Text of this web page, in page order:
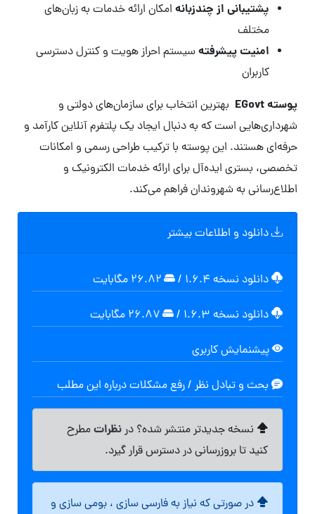
پشتیبانی از چندزبانه امکان ارائه خدمات به زبان‌های
مختلف
امنیت پیشرفتهسیستم احراز هویت و کنترل دسترسی
کاربران
پوسته EGovt
بهترین انتخاب برای سازمان‌های دولتی و
شهرداری‌هایی است که به دنبال ایجاد یک پلتفرم آنلاین کارآمد و
حرفه‌ای هستند. این پوسته با ترکیب طراحی رسمی و امکانات
تخصصی، بستری ایده‌آل برای ارائه خدمات الکترونیک و
اطلاع‌رسانی به شهروندان فراهم می‌کند.
دانلود و اطلاعات بیشتر
دانلود نسخه ۱.۶.۴ /
دانلود نسخه ۱.۶.۳ /
پیشنمایش کاربری
بحث و تبادل نظر / رفع مشکلات درباره این مطلب
نسخه جدیدتر منتشر شده؟ درنظراتمطرح
کنید تا بروزرسانی در دسترس قرار گیرد.
در صورتی که نیاز به فارسی سازی ، بومی سازی و